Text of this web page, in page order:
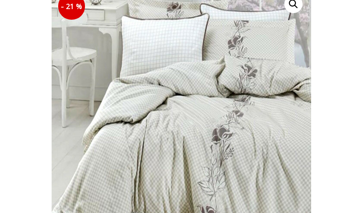
- 21 %